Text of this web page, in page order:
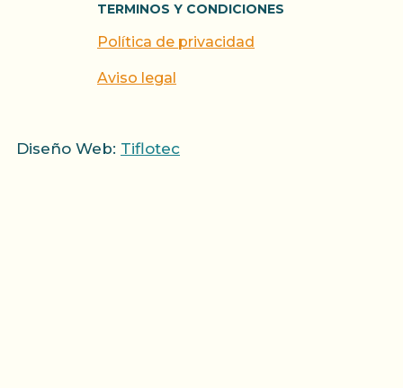
TERMINOS Y CONDICIONES
Política de privacidad
Aviso legal
Diseño Web: Tiflotec